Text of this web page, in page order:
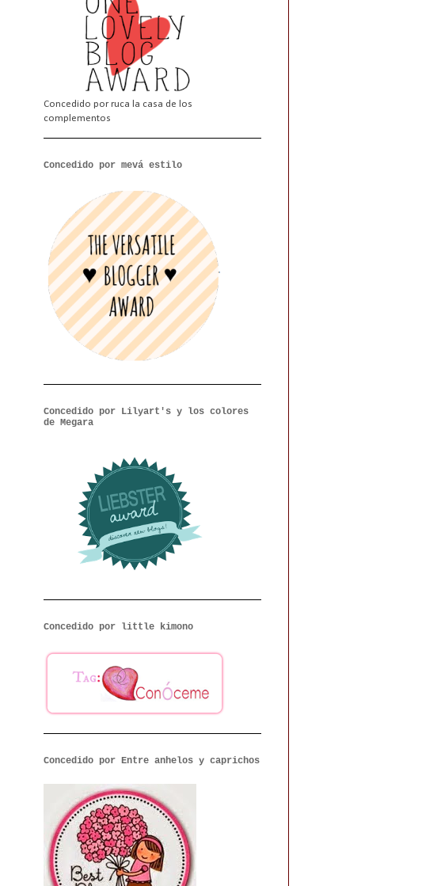
Concedido por ruca la casa de los
complementos
Concedido por mevá estilo
Concedido por Lilyart's y los colores
de Megara
Concedido por little kimono
Concedido por Entre anhelos y caprichos